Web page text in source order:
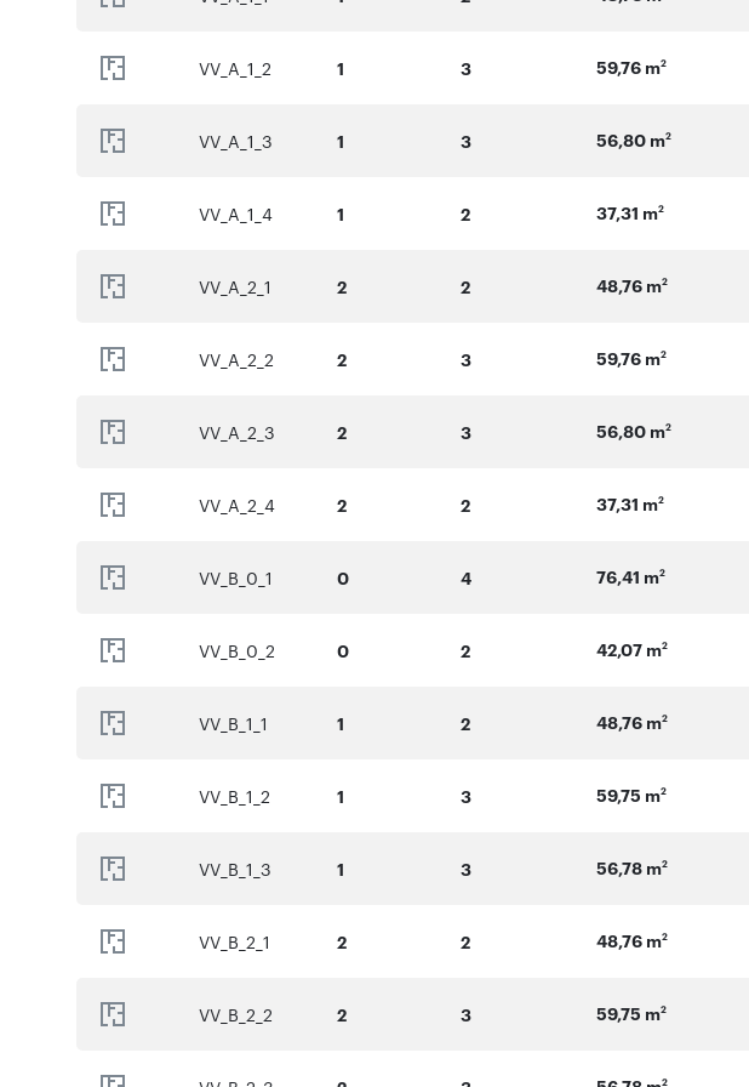
Jednoślady/Pomieszczenia rowerowe: 4 000 zł/m2
Numer oferty: VV_D_1_3
VV_A_1_2 1 3 59,76 m2
VV_A_1_3 1 3 56,80 m2
VV_A_1_4 1 2 37,31 m2
VV_A_2_1 2 2 48,76 m2
VV_A_2_2 2 3 59,76 m2
VV_A_2_3 2 3 56,80 m2
VV_A_2_4 2 2 37,31 m2
VV_B_0_1 0 4 76,41 m2
VV_B_0_2 0 2 42,07 m2
VV_B_1_1 1 2 48,76 m2
VV_B_1_2 1 3 59,75 m2
VV_B_1_3 1 3 56,78 m2
VV_B_2_1 2 2 48,76 m2
VV_B_2_2 2 3 59,75 m2
2